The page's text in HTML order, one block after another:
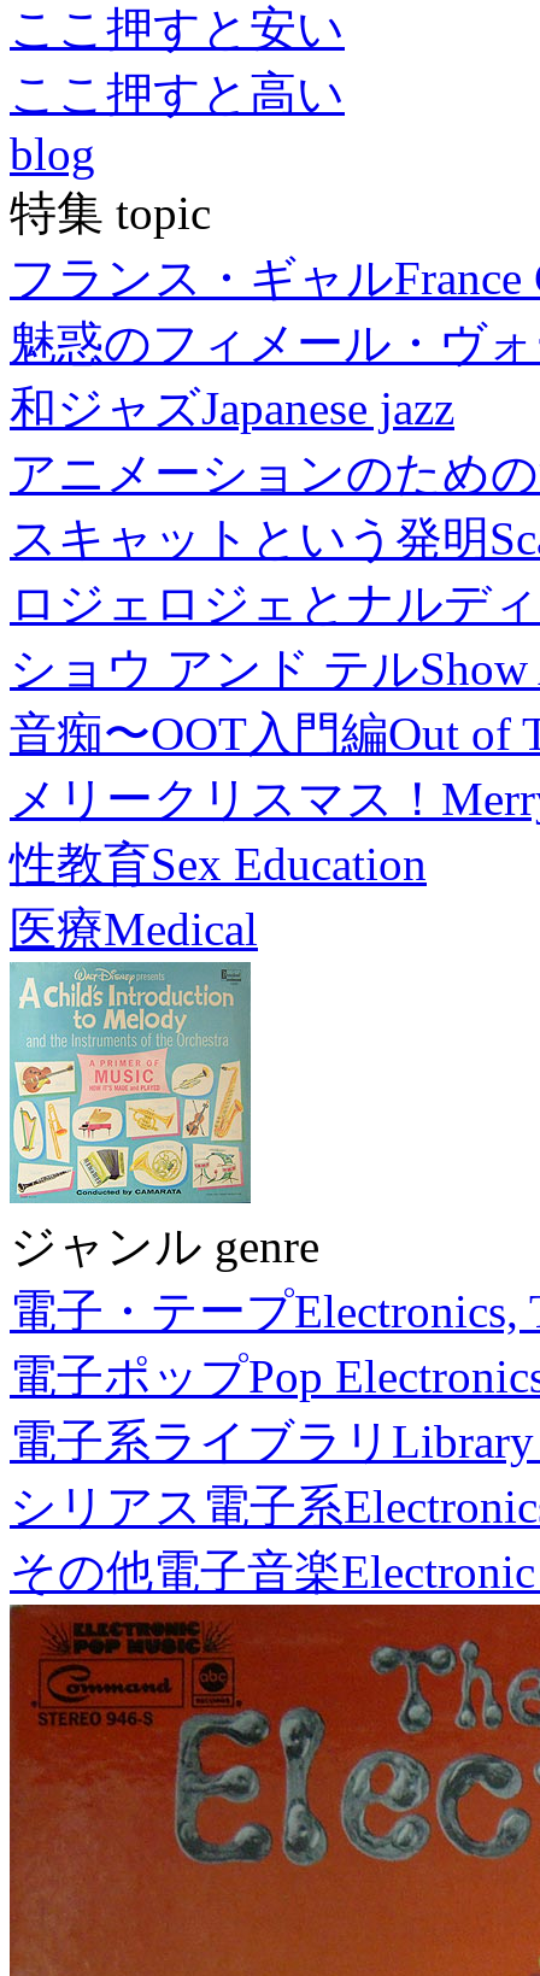
ここ押すと安い
ここ押すと高い
blog
特集 topic
フランス・ギャルFrance
魅惑のフィメール・ヴ
和ジャズJapanese jazz
アニメーションのため
スキャットという発明
ロジェロジェとナルデ
ショウ アンド テル
音痴〜OOT入門編Out of
メリークリスマス！
性教育Sex Education
医療Medical
ジャンル genre
電子・テープElectronics,
電子ポップPop
電子系ライブラリ
シリアス電子系
その他電子音楽